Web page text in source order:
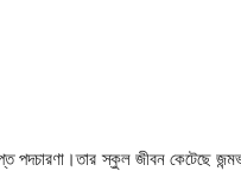
পদচারণা।তার স্কুল জীবন কেটেছে